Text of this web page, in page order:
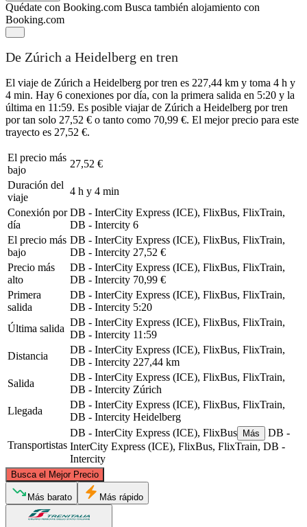
Quédate con Booking.com Busca también alojamiento con
Booking.com
De Zúrich a Heidelberg en tren
El viaje de Zúrich a Heidelberg por tren es 227,44 km y toma 4 h y
4 min. Hay 6 conexiones por día, con la primera salida en 5:20 y la
última en 11:59. Es posible viajar de Zúrich a Heidelberg por tren
por tan solo 27,52 € o tanto como 70,99 €. El mejor precio para este
trayecto es 27,52 €.
El precio más
bajo
27,52 €
Duración del
viaje
4 h y 4 min
Conexión por
día
DB - InterCity Express (ICE), FlixBus, FlixTrain,
DB - Intercity 6
El precio más
bajo
DB - InterCity Express (ICE), FlixBus, FlixTrain,
DB - Intercity 27,52 €
Precio más
alto
DB - InterCity Express (ICE), FlixBus, FlixTrain,
DB - Intercity 70,99 €
Primera
salida
DB - InterCity Express (ICE), FlixBus, FlixTrain,
DB - Intercity 5:20
Última salida
DB - InterCity Express (ICE), FlixBus, FlixTrain,
DB - Intercity 11:59
Distancia
DB - InterCity Express (ICE), FlixBus, FlixTrain,
DB - Intercity 227,44 km
Salida
DB - InterCity Express (ICE), FlixBus, FlixTrain,
DB - Intercity Zúrich
Llegada
DB - InterCity Express (ICE), FlixBus, FlixTrain,
DB - Intercity Heidelberg
Transportistas
DB - InterCity Express (ICE), FlixBus Más
DB -
InterCity Express (ICE), FlixBus, FlixTrain, DB -
Intercity
Busca el Mejor Precio
Más barato Más rápido